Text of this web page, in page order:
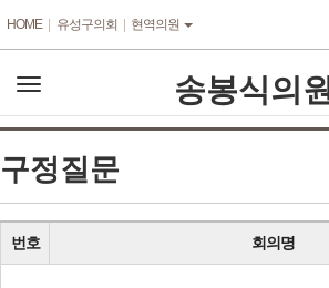
송봉식의원
HOME 유성구의회 현역의원
전
메
구정질문
번호 회의명